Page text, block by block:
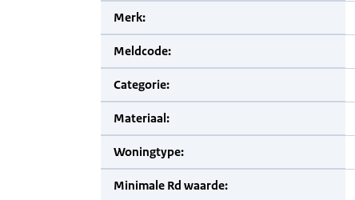
Merk:
Meldcode:
Categorie:
Materiaal:
Woningtype:
Minimale Rd waarde: